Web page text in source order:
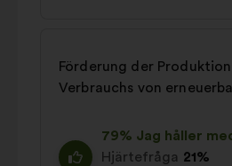
Förderung der
Verbrauchs von
79% Jag håller
Hjärtefråga 21%